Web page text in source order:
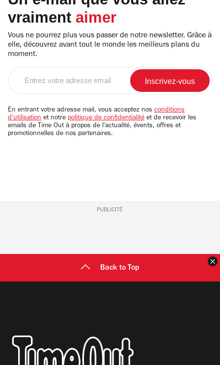
vraiment aimer
Vous ne pourrez plus vous passer de notre newsletter. Grâce à
elle, découvrez avant tout le monde les meilleurs plans du
moment.
email
En entrant votre adresse mail, vous acceptez nos conditions
d'utilisation et notre politique de confidentialité et de recevoir les
emails de Time Out à propos de l'actualité, évents, offres et
promotionnelles de nos partenaires.
PUBLICITÉ
Back to Top